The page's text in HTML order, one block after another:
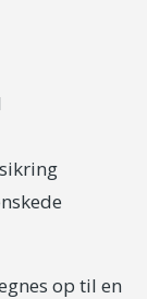
op til en